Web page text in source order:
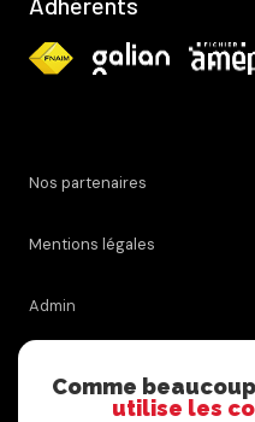
Nos partenaires
Mentions légales
Admin
Comme
utilise les